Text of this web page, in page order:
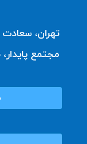
تهران، سعادت
مجتمع پایدار،